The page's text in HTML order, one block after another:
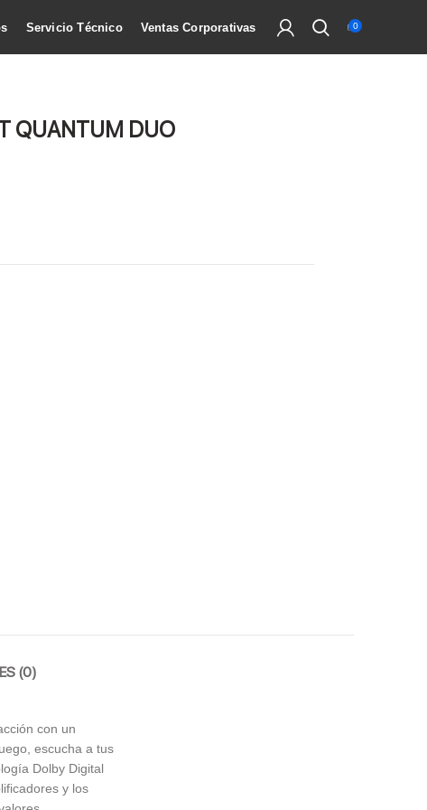
Servicio Técnico Ventas Corporativas 0
QUANTUM DUO
(0)
con un
escucha a tus
Dolby Digital
y los